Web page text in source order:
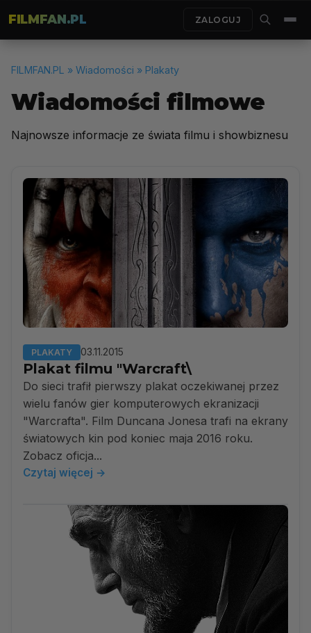
FILMFAN.PL ZALOGUJ
FILMFAN.PL » Wiadomości » Plakaty
Wiadomości filmowe
Najnowsze informacje ze świata filmu i showbiznesu
PLAKATY 03.11.2015
Plakat filmu "Warcraft\
Do sieci trafił pierwszy plakat oczekiwanej przez
wielu fanów gier komputerowych ekranizacji
"Warcrafta". Film Duncana Jonesa trafi na ekrany
światowych kin pod koniec maja 2016 roku.
Zobacz oficja...
Czytaj więcej →